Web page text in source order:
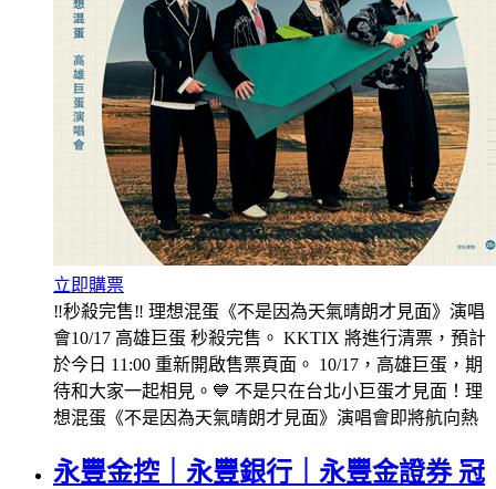
立即購票
‼️秒殺完售‼️ 理想混蛋《不是因為天氣晴朗才見面》演唱
會10/17 高雄巨蛋 秒殺完售。 KKTIX 將進行清票，預計
於今日 11:00 重新開啟售票頁面。 10/17，高雄巨蛋，期
待和大家一起相見。💙 不是只在台北小巨蛋才見面！理
想混蛋《不是因為天氣晴朗才見面》演唱會即將航向熱
永豐金控｜永豐銀行｜永豐金證券 冠